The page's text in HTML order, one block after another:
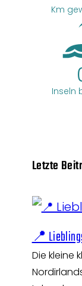
Km
Inseln
Letzte
📍
Die kleine